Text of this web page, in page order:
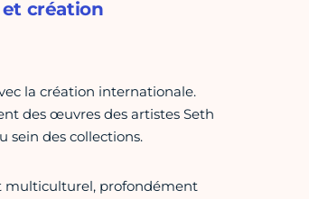
création
la création internationale.
des œuvres des artistes Seth
sein des collections.
multiculturel, profondément